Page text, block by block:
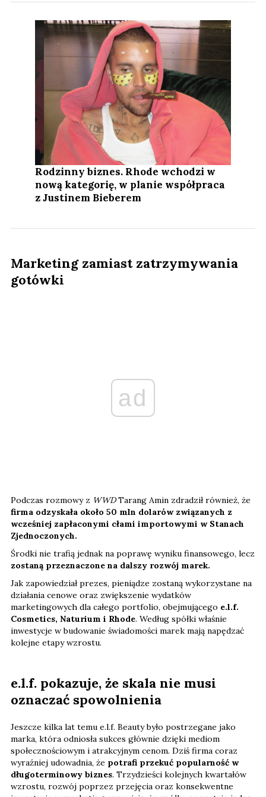
Rodzinny biznes. Rhode wchodzi w
nową kategorię, w planie współpraca
z Justinem Bieberem
Marketing zamiast zatrzymywania
gotówki
ad
Podczas rozmowy z WWDTarang Amin zdradził również, że
firma odzyskała około 50 mln dolarów związanych z
wcześniej zapłaconymi cłami importowymi w Stanach
Zjednoczonych.
Środki nie trafią jednak na poprawę wyniku finansowego, lecz
zostaną przeznaczone na dalszy rozwój marek.
Jak zapowiedział prezes, pieniądze zostaną wykorzystane na
działania cenowe oraz zwiększenie wydatków
marketingowych dla całego portfolio, obejmującego e.l.f.
Cosmetics, Naturium i Rhode. Według spółki właśnie
inwestycje w budowanie świadomości marek mają napędzać
kolejne etapy wzrostu.
e.l.f. pokazuje, że skala nie musi
oznaczać spowolnienia
Jeszcze kilka lat temu e.l.f. Beauty było postrzegane jako
marka, która odniosła sukces głównie dzięki mediom
społecznościowym i atrakcyjnym cenom. Dziś firma coraz
wyraźniej udowadnia, że potrafi przekuć popularność w
długoterminowy biznes. Trzydzieści kolejnych kwartałów
wzrostu, rozwój poprzez przejęcia oraz konsekwentne